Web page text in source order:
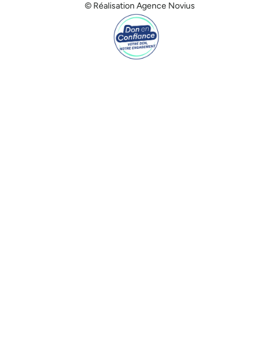
© Réalisation Agence Novius